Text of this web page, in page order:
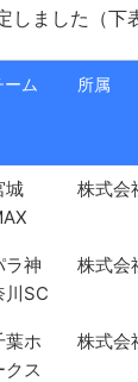
しました（下
ーム 所属
城
株式会
ラ神
川SC
株式会
葉ホ
クス
株式会